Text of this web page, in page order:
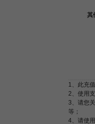
其
1、此充
2、使用
3、请您
等；
4、请使